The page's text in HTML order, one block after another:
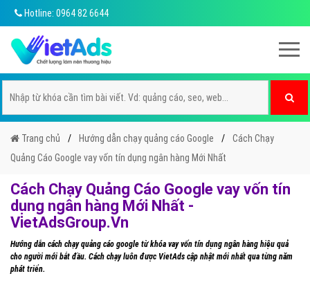
Hotline: 0964 82 6644
Trang chủ Hướng dẫn chạy quảng cáo Google
Cách Chạy
Quảng Cáo Google vay vốn tín dụng ngân hàng Mới Nhất
Cách Chạy Quảng Cáo Google vay vốn tín
dụng ngân hàng Mới Nhất -
VietAdsGroup.Vn
Hướng dẫn cách chạy quảng cáo google từ khóa vay vốn tín dụng ngân hàng hiệu quả
cho người mới bắt đầu. Cách chạy luôn được VietAds cập nhật mới nhất qua từng năm
phát triển.